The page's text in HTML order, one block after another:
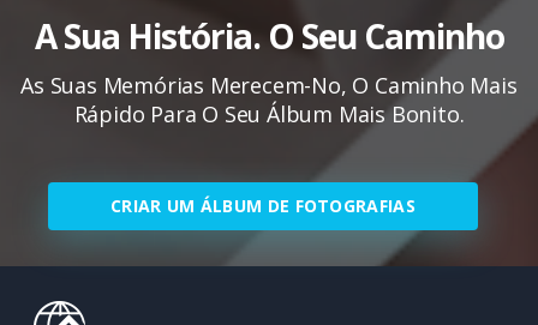
A Sua História. O Seu Caminho
As Suas Memórias Merecem-No, O Caminho Mais
Rápido Para O Seu Álbum Mais Bonito.
CRIAR UM ÁLBUM DE FOTOGRAFIAS